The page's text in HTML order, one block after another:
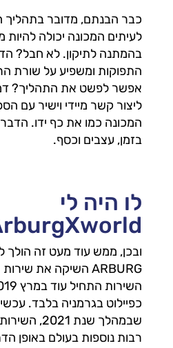
כבר הבנתם, מדובר בתהליך
לעיתים המכונה יכולה להיות
בהמתנה לתיקון. לא חבל?
התפוקות ומשפיע על שורת
אפשר לפשט את התהליך?
ליצור קשר מיידי וישיר עם
המכונה כמו את כף ידו.
בזמן, עצבים וכסף.
לו היה לי
ובכן, ממש עוד מעט זה
כפיילוט בגרמניה בלבד.
שבמהלך שנת
רבות נוספות בעולם באופן